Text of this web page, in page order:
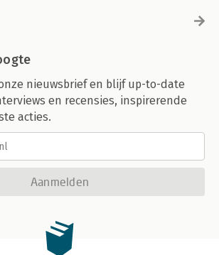
nieuwsbrief en blijf up-to-date
en recensies, inspirerende
acties.
Aanmelden